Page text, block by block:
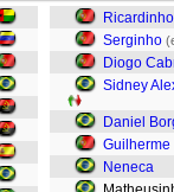
Ricardinho
Serginho
Diogo
Sidney
Daniel
Guilherme
Neneca